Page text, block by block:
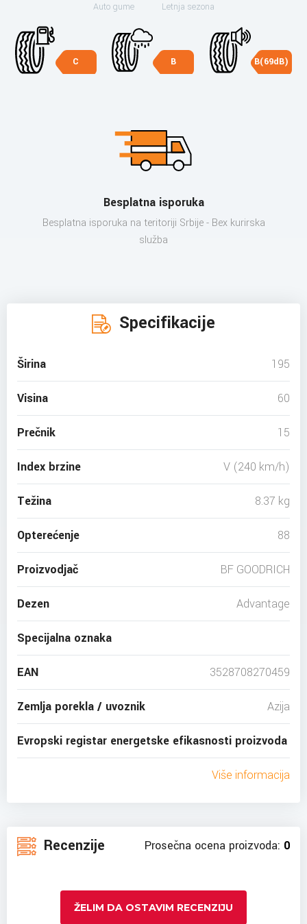
Auto gume Letnja sezona
C B B(69dB)
Besplatna isporuka
Besplatna isporuka na teritoriji Srbije - Bex kurirska
služba
Specifikacije
Širina 195
Visina 60
Prečnik 15
Index brzine V (240 km/h)
Težina 8.37 kg
Opterećenje 88
Proizvodjač BF GOODRICH
Dezen Advantage
Specijalna oznaka
EAN 3528708270459
Zemlja porekla / uvoznik Azija
Evropski registar energetske efikasnosti proizvoda
Više informacija
Recenzije Prosečna ocena proizvoda: 0
ŽELIM DA OSTAVIM RECENZIJU